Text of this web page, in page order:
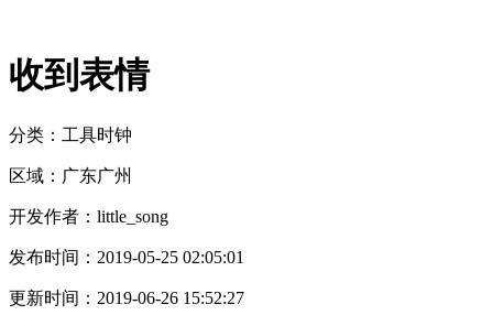
收到表情
分类：工具时钟
区域： 广东广州
开发作者： little_song
发布时间： 2019-05-25 02:05:01
更新时间： 2019-06-26 15:52:27